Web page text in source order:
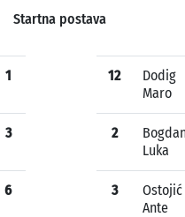
Startna postava
1
3
6
12
Dodig
Maro
2
Luka
3
Ostojić
Ante